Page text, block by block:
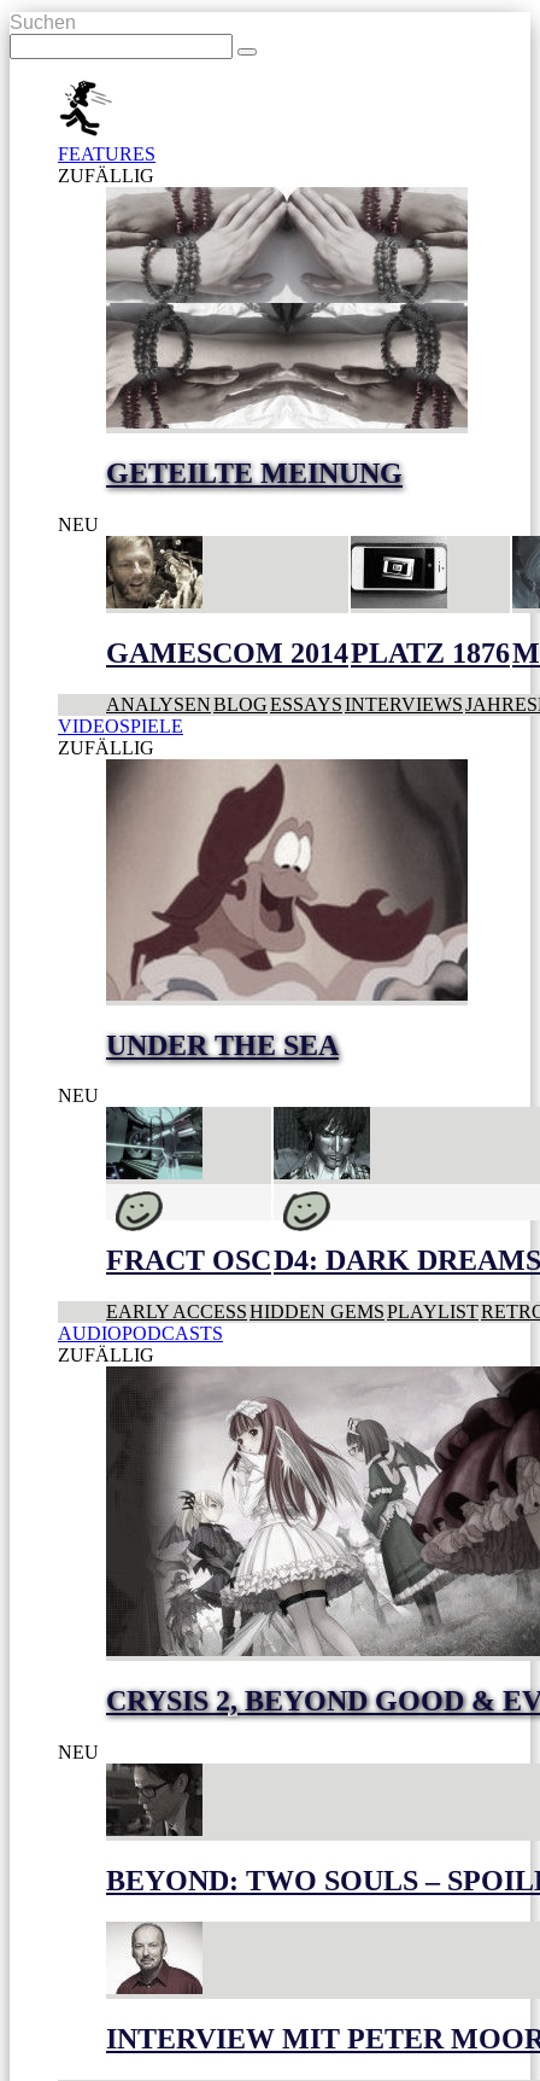
Suchen
FEATURES
ZUFÄLLIG
GETEILTE MEINUNG
NEU
GAMESCOM 2014PLATZ 1876
ANALYSENBLOGESSAYSINTERVIEWS
VIDEOSPIELE
ZUFÄLLIG
UNDER THE SEA
NEU
FRACT OSCD4: DARK
EARLY ACCESSHIDDEN GEMSPLAYLIST
AUDIOPODCASTS
ZUFÄLLIG
CRYSIS 2, BEYOND GOOD &
NEU
BEYOND: TWO SOULS –
INTERVIEW MIT PETER